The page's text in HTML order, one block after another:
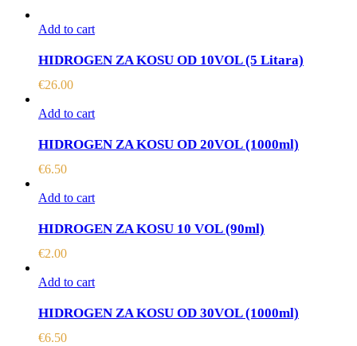
Add to cart
HIDROGEN ZA KOSU OD 10VOL (5 Litara)
€26.00
Add to cart
HIDROGEN ZA KOSU OD 20VOL (1000ml)
€6.50
Add to cart
HIDROGEN ZA KOSU 10 VOL (90ml)
€2.00
Add to cart
HIDROGEN ZA KOSU OD 30VOL (1000ml)
€6.50